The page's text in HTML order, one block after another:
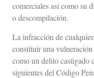
comerciales así como su
o descompilación.
La infracción de
constituir una vulneración
como un delito castigado
siguientes del Código